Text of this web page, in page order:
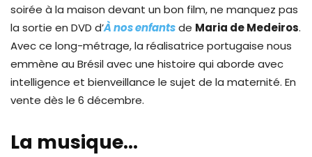
soirée à la maison devant un bon film, ne manquez pas
la sortie en DVD d’À nos enfantsde Maria de Medeiros.
Avec ce long-métrage, la réalisatrice portugaise nous
emmène au Brésil avec une histoire qui aborde avec
intelligence et bienveillance le sujet de la maternité. En
vente dès le 6 décembre.
La musique…